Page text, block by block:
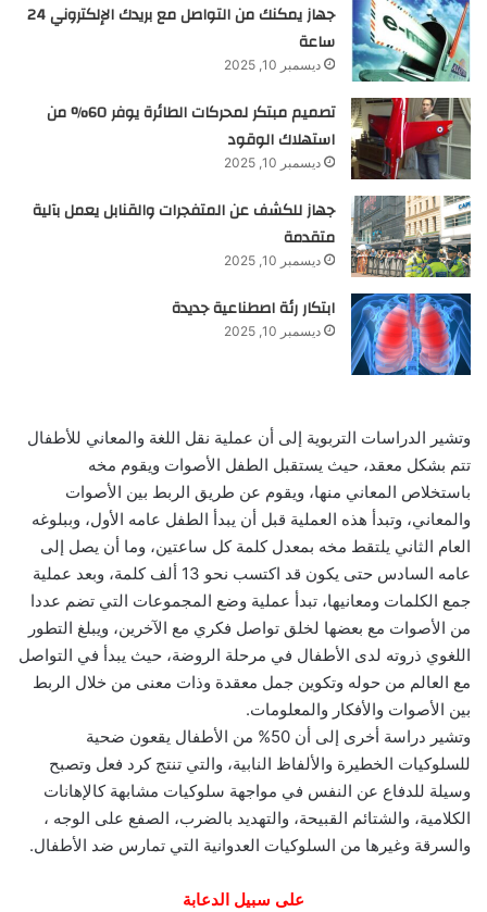
جهاز يمكنك من التواصل مع بريدك الإلكتروني 24
ساعة
ديسمبر 10, 2025
تصميم مبتكر لمحركات الطائرة يوفر 60% من
استهلاك الوقود
ديسمبر 10, 2025
جهاز للكشف عن المتفجرات والقنابل يعمل بآلية
متقدمة
ديسمبر 10, 2025
ابتكار رئة اصطناعية جديدة
ديسمبر 10, 2025
وتشير الدراسات التربوية إلى أن عملية نقل اللغة والمعاني للأطفال
تتم بشكل معقد، حيث يستقبل الطفل الأصوات ويقوم مخه
باستخلاص المعاني منها، ويقوم عن طريق الربط بين الأصوات
والمعاني، وتبدأ هذه العملية قبل أن يبدأ الطفل عامه الأول، وببلوغه
العام الثاني يلتقط مخه بمعدل كلمة كل ساعتين، وما أن يصل إلى
عامه السادس حتى يكون قد اكتسب نحو 13 ألف كلمة، وبعد عملية
جمع الكلمات ومعانيها، تبدأ عملية وضع المجموعات التي تضم عددا
من الأصوات مع بعضها لخلق تواصل فكري مع الآخرين، ويبلغ التطور
اللغوي ذروته لدى الأطفال في مرحلة الروضة، حيث يبدأ في التواصل
مع العالم من حوله وتكوين جمل معقدة وذات معنى من خلال الربط
بين الأصوات والأفكار والمعلومات.
وتشير دراسة أخرى إلى أن 50% من الأطفال يقعون ضحية
للسلوكيات الخطيرة والألفاظ النابية، والتي تنتج كرد فعل وتصبح
وسيلة للدفاع عن النفس في مواجهة سلوكيات مشابهة كالإهانات
الكلامية، والشتائم القبيحة، والتهديد بالضرب، الصفع على الوجه ،
والسرقة وغيرها من السلوكيات العدوانية التي تمارس ضد الأطفال.
على سبيل الدعابة